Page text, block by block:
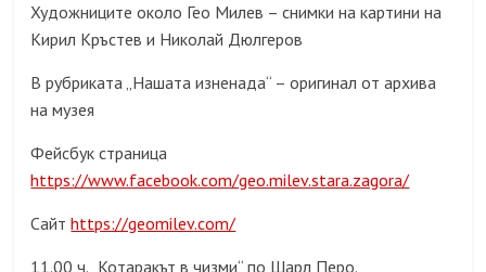
Художниците около Гео Милев – снимки на картини на
Кирил Кръстев и Николай Дюлгеров
В рубриката „Нашата изненада“ – оригинал от архива
на музея
Фейсбук страница
https://www.facebook.com/geo.milev.stara.zagora/
Сайтhttps://geomilev.com/
11.00 ч. „Котаракът в чизми“ по Шарл Перо.